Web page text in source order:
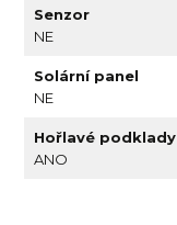
Senzor
NE
Solární panel
NE
Hořlavé podklady
ANO